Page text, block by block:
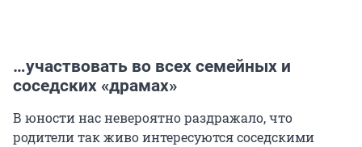
…участвовать во всех семейных и
соседских «драмах»
В юности нас невероятно раздражало, что
родители так живо интересуются соседскими